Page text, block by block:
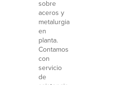
sobre
aceros y
metalurgia
en
planta.
Contamos
con
servicio
de